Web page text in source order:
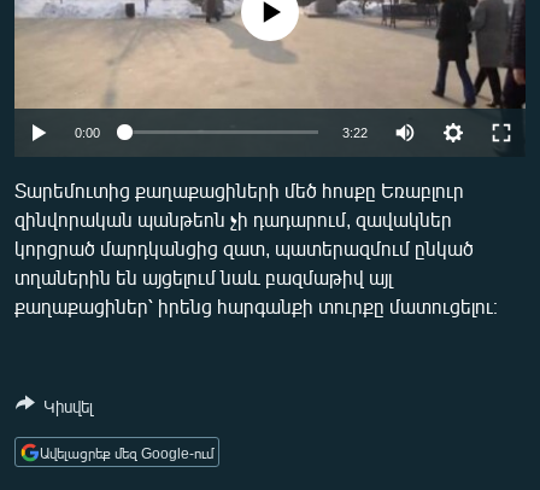
ՏԱՐԱԾԱՇՐՋԱՆ
ՄՇԱԿՈՒՅԹ
ՄԵԿՆԱԲԱՆՈՒԹՅՈՒՆ
ՏՏ ԵՒ ԻՆՏԵՐՆԵՏ
ԿՈՐՈՆԱՎԻՐՈՒՍ
ՁԳՏԵԼՈՎ ԼԱՎԱԳՈՒՅՆԻՆ
Auto 240p 360p
No media source currently available
0:00 3:22
360p
480p
720p
Տարեմուտից քաղաքացիների մեծ հոսքը Եռաբլուր
զինվորական պանթեոն չի դադարում, զավակներ
կորցրած մարդկանցից զատ, պատերազմում ընկած
տղաներին են այցելում նաև բազմաթիվ այլ
քաղաքացիներ՝ իրենց հարգանքի տուրքը մատուցելու։
Կիսվել
Ավելացրեք մեզ Google-ում